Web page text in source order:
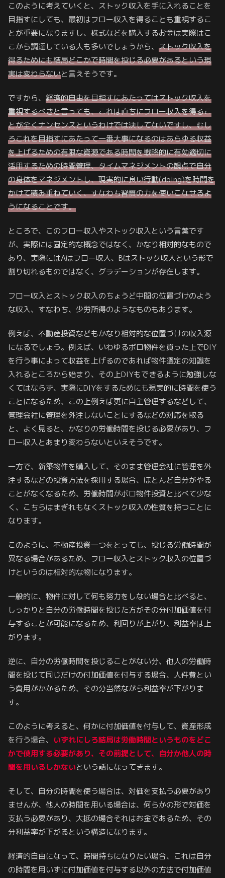
このように考えていくと、ストック収入を手に入れることを
目指すにしても、最初はフロー収入を得ることも重視するこ
とが重要になりますし、株式などを購入するお金は実際はこ
こから調達している人も多いでしょうから、 ストック収入を
得るためにも結局どこかで時間を投じる必要があるという現
実は変わらないと言えそうです。
ですから、 経済的自由を目指すにあたってはストック収入を
重視するべきと言っても、これは直ちにフロー収入を得るこ
とが全くナンセンスというわけでは決してないですし、むし
ろこれを目指すにあたって一番大事になるのはあらゆる収益
を上げるための有限な資源である時間を戦略的に有効適切に
活用するための時間管理、タイムマネジメントの観点で自分
の身体をマネジメントし、現実的に良い行動(doing)を時間を
かけて積み重ねていく、すなわち習慣の力を使いこなせるよ
うになることです。
ところで、このフロー収入やストック収入という言葉です
が、実際には固定的な概念ではなく、かなり相対的なもので
あり、実際にはAはフロー収入、Bはストック収入という形で
割り切れるものではなく、グラデーションが存在します。
フロー収入とストック収入のちょうど中間の位置づけのよう
な収入、すなわち、少労所得のようなものもあります。
例えば、不動産投資などもかなり相対的な位置づけの収入源
になるでしょう。例えば、いわゆるボロ物件を買った上でDIY
を行う事によって収益を上げるのであれば物件選定の知識を
入れるところから始まり、その上DIYもできるように勉強しな
くてはならず、実際にDIYをするためにも現実的に時間を使う
ことになるため、この上例えば更に自主管理するなどして、
管理会社に管理を外注しないことにするなどの対応を取る
と、よく見ると、かなりの労働時間を投じる必要があり、フ
ロー収入とあまり変わらないといえそうです。
一方で、新築物件を購入して、そのまま管理会社に管理を外
注するなどの投資方法を採用する場合、ほとんど自分がやる
ことがなくなるため、労働時間がボロ物件投資と比べて少な
く、こちらはまぎれもなくストック収入の性質を持つことに
なります。
このように、不動産投資一つをとっても、投じる労働時間が
異なる場合があるため、フロー収入とストック収入の位置づ
けというのは相対的な物になります。
一般的に、物件に対して何も努力をしない場合と比べると、
しっかりと自分の労働時間を投じた方がその分付加価値を付
与することが可能になるため、利回りが上がり、利益率は上
がります。
逆に、自分の労働時間を投じることがない分、他人の労働時
間を投じて同じだけの付加価値を付与する場合、人件費とい
う費用がかかるため、その分当然ながら利益率が下がりま
す。
このように考えると、何かに付加価値を付与して、資産形成
を行う場合、 いずれにしろ結局は労働時間というものをどこ
かで使用する必要があり、その前提として、自分か他人の時
間を用いるしかないという話になってきます。
そして、自分の時間を使う場合は、対価を支払う必要があり
ませんが、他人の時間を用いる場合は、何らかの形で対価を
支払う必要があり、大抵の場合それはお金であるため、その
分利益率が下がるという構造になります。
経済的自由になって、時間持ちになりたい場合、これは自分
の時間を用いずに付加価値を付与する以外の方法で付加価値